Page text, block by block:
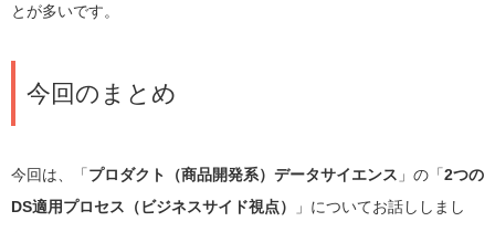
とが多いです。
今回のまとめ
今回は、「プロダクト（商品開発系）データサイエンス 」の「2つの
DS適用プロセス（ビジネスサイド視点）
」についてお話ししまし